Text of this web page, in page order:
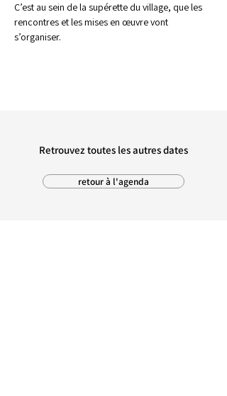
C’est au sein de la supérette du village, que les
rencontres et les mises en œuvre vont
s’organiser.
Retrouvez toutes les autres dates
retour à l'agenda